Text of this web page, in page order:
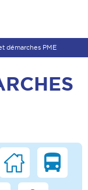
démarches PME